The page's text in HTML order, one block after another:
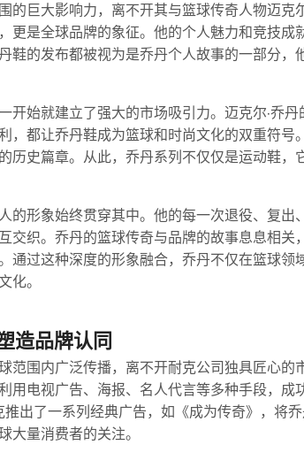
的巨大影响力，离不开其与篮球传奇人物迈克
更是全球品牌的象征。他的个人魅力和竞技成
鞋的发布都被视为是乔丹个人故事的一部分，
开始就建立了强大的市场吸引力。迈克尔·乔
，都让乔丹鞋成为篮球和时尚文化的双重符
历史篇章。从此，乔丹系列不仅仅是运动鞋，
的形象始终贯穿其中。他的每一次退役、复出
交织。乔丹的篮球传奇与品牌的故事息息相关
通过这种深度的形象融合，乔丹不仅在篮球领
化。
造品牌认同
范围内广泛传播，离不开耐克公司独具匠心的
用电视广告、海报、名人代言等多种手段，成
出了一系列经典广告，如《成为传奇》，将
大量消费者的关注。